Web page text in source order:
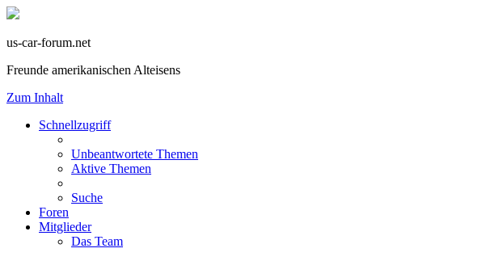
us-car-forum.net
Freunde amerikanischen Alteisens
Zum Inhalt
Schnellzugriff
Unbeantwortete Themen
Aktive Themen
Suche
Foren
Mitglieder
Das Team